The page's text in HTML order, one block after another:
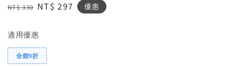
Regular
NT$ 330 Sale
NT$ 297 優惠
適用優惠
全館9折